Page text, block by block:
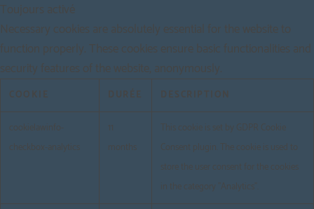
Toujours activé
Necessary cookies are absolutely essential for the website to
function properly. These cookies ensure basic functionalities and
security features of the website, anonymously.
COOKIE DURÉE DESCRIPTION
cookielawinfo-
checkbox-analytics
11
months
This cookie is set by GDPR Cookie
Consent plugin. The cookie is used to
store the user consent for the cookies
in the category "Analytics".